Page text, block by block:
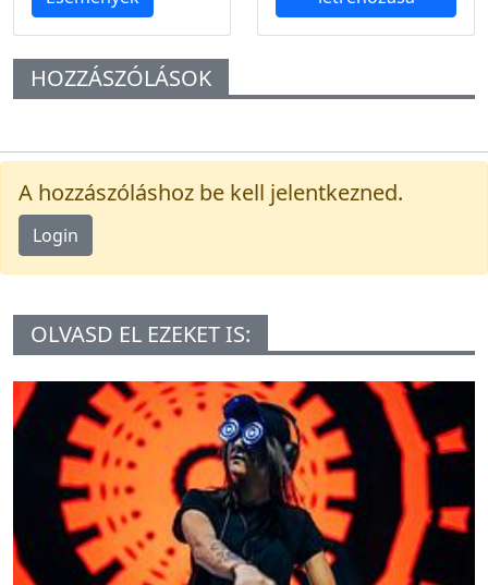
HOZZÁSZÓLÁSOK
A hozzászóláshoz be kell jelentkezned.
Login
OLVASD EL EZEKET IS: